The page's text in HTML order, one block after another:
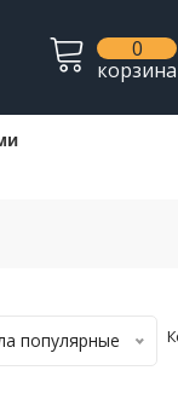
0
корзина
популярные